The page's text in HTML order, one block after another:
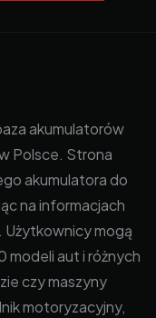
akumulatorów
Polsce. Strona
akumulatora do
na informacjach
mogą
modeli aut i różnych
czy maszyny
motoryzacyjny,